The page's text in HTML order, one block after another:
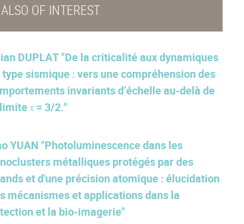
ALSO OF INTEREST
DUPLAT "De la criticalité aux dynamiques
type sismique : vers une compréhension des
invariants d’échelle au-delà de
τ = 3/2."
YUAN "Photoluminescence dans les
métalliques protégés par des
et d'une précision atomique : élucidation
mécanismes et applications dans la
et la bio-imagerie"